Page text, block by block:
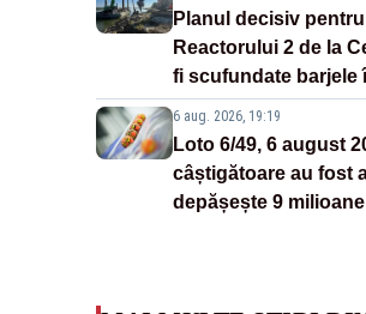
Planul decisiv
Reactorului 2 de la
fi scufundate barjele
6 aug. 2026, 19:19
Loto 6/49, 6 august
câștigătoare au fost
depășește 9